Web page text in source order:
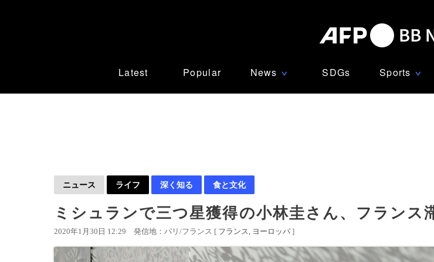
Latest Popular News ∨ SDGs Sports ∨
ニュース ライフ 深く知る 食と文化
ミシュランで三つ星獲得の小林圭さん、フランス
2020年1月30日 12:29 発信地：パリ/フランス [ フランス ヨーロッパ ]